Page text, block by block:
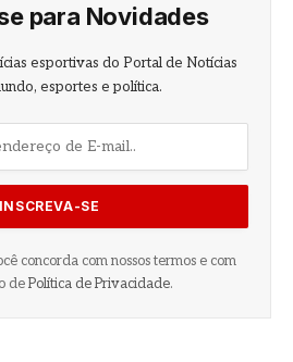
para Novidades
esportivas do Portal de Notícias
esportes e política.
concorda com nossos termos e com
de Política de Privacidade.